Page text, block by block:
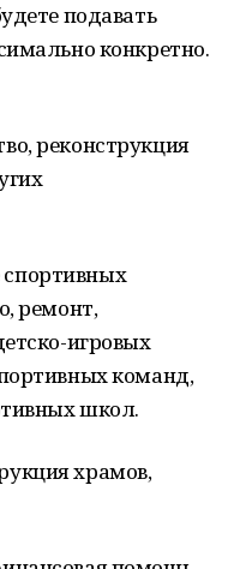
подавать
конкретно.
реконструкция
ремонт,
игровых
команд,
школ.
храмов,